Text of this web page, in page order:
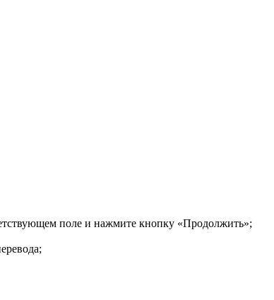
поле и нажмите кнопку «Продолжить»;